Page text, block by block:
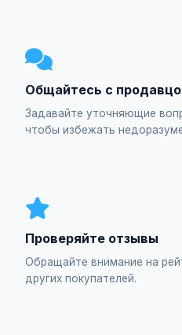
Общайтесь с
Задавайте уточняющие
чтобы избежать
Проверяйте отзывы
Обращайте внимание на
других покупателей.